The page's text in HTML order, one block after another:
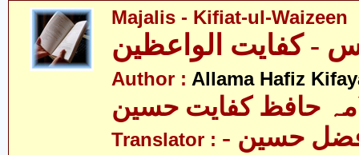
Majalis - Kifiat-ul-Waizeen
Author : Allama Hafiz
حافظ کفایت حسین
Translator : افضل حسین